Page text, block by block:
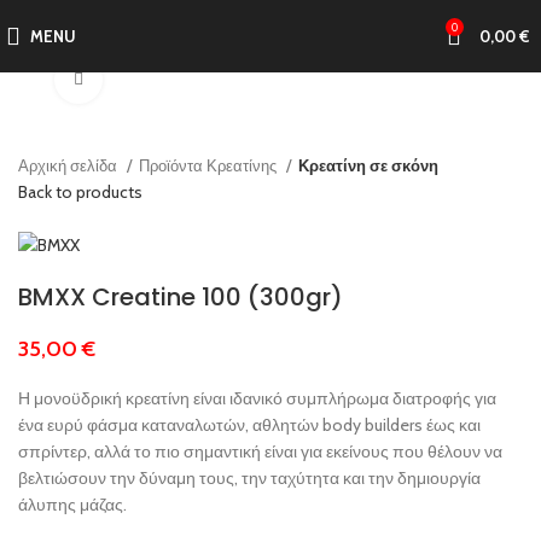
MENU 0 0,00€
Αρχική σελίδα Προϊόντα Κρεατίνης Κρεατίνη σε σκόνη
Back to products
BMXX Creatine 100 (300gr)
35,00€
Η μονοϋδρική κρεατίνη είναι ιδανικό συμπλήρωμα διατροφής για
ένα ευρύ φάσμα καταναλωτών, αθλητών body builders έως και
σπρίντερ, αλλά το πιο σημαντική είναι για εκείνους που θέλουν να
βελτιώσουν την δύναμη τους, την ταχύτητα και την δημιουργία
άλυπης μάζας.